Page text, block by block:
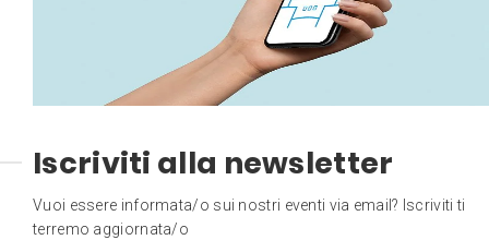
Iscriviti alla newsletter
Vuoi essere informata/o sui nostri eventi via email? Iscriviti ti
terremo aggiornata/o